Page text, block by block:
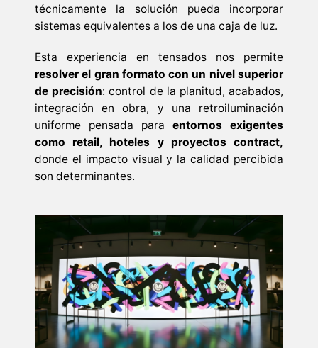
técnicamente la solución pueda incorporar
sistemas equivalentes a los de una caja de luz.
Esta experiencia en tensados nos permite
resolver el gran formato con un nivel superior
de precisión: control de la planitud, acabados,
integración en obra, y una retroiluminación
uniforme pensada para entornos exigentes
como retail, hoteles y proyectos contract,
donde el impacto visual y la calidad percibida
son determinantes.